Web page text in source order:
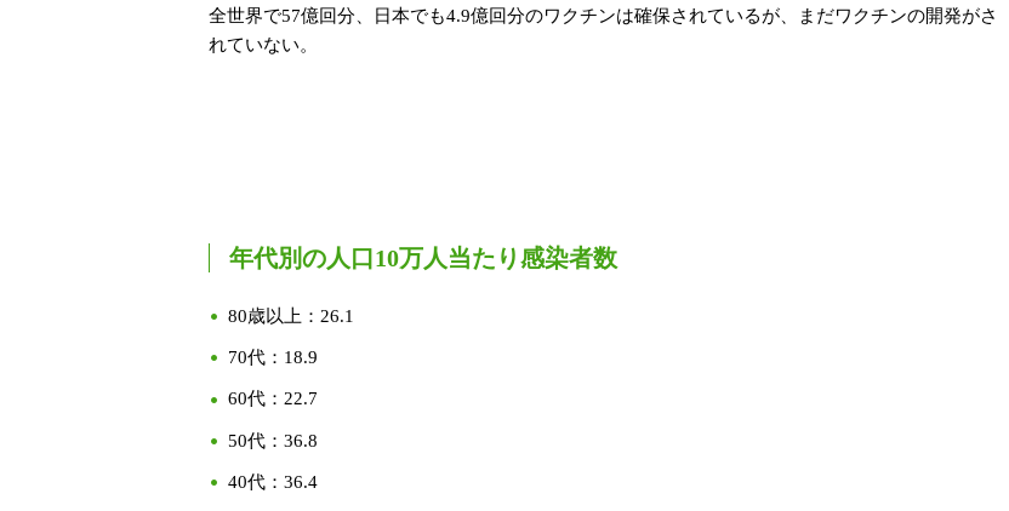
全世界で57億回分、日本でも4.9億回分のワクチンは確保されているが、まだワクチンの開発がさ
れていない。
年代別の人口10万人当たり感染者数
80歳以上：26.1
70代：18.9
60代：22.7
50代：36.8
40代：36.4